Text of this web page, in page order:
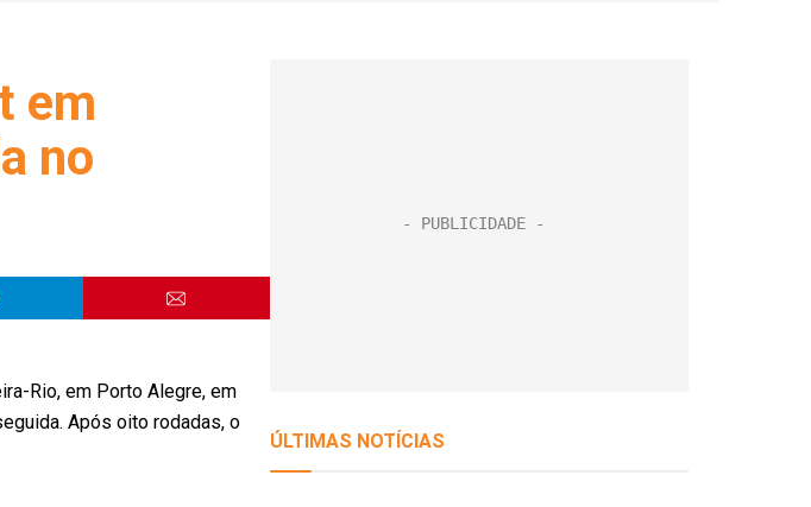
em
no
Rio, em Porto Alegre, em
Após oito rodadas, o